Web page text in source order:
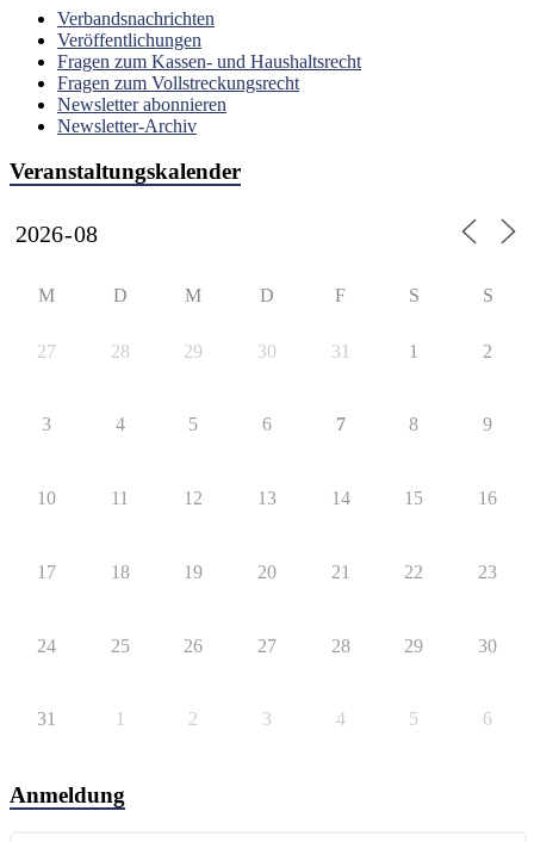
Verbandsnachrichten
Veröffentlichungen
Fragen zum Kassen- und Haushaltsrecht
Fragen zum Vollstreckungsrecht
Newsletter abonnieren
Newsletter-Archiv
Veranstaltungskalender
M D M D F S S
27 28 29 30 31 1 2
3 4 5 6 7 8 9
10 11 12 13 14 15 16
17 18 19 20 21 22 23
24 25 26 27 28 29 30
31 1 2 3 4 5 6
Anmeldung